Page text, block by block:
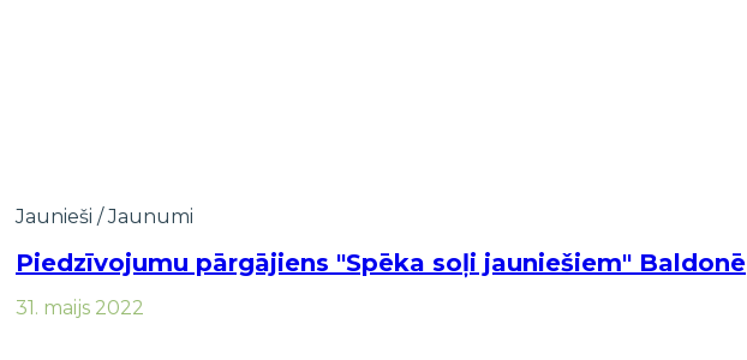
Jaunieši /Jaunumi
Piedzīvojumu pārgājiens "Spēka soļi jauniešiem" Baldonē
31. maijs 2022